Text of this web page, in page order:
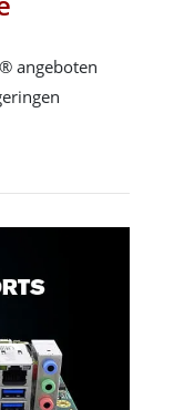
angeboten